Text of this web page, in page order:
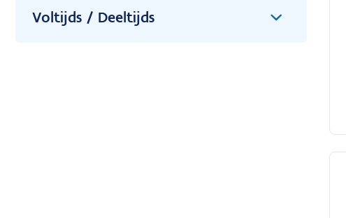
Voltijds / Deeltijds